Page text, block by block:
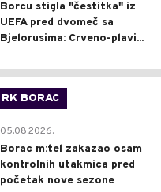
Borcu stigla "čestitka" iz
UEFA pred dvomeč sa
Bjelorusima: Crveno-plavi...
RK BORAC
05.08.2026.
Borac m:tel zakazao osam
kontrolnih utakmica pred
početak nove sezone